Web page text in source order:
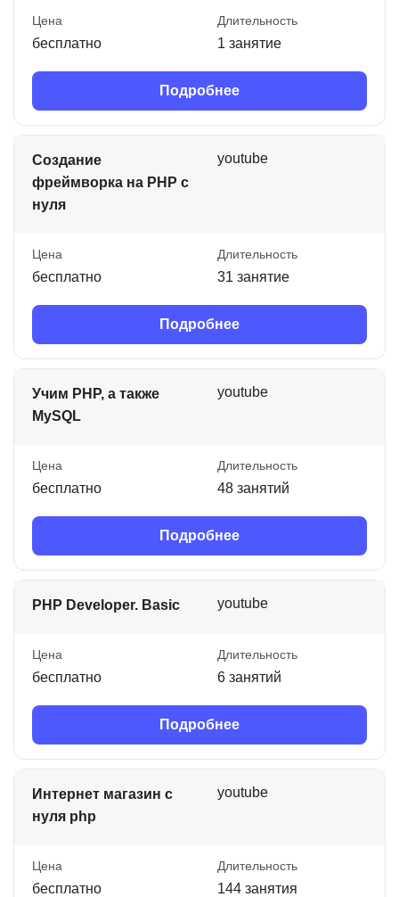
Цена
бесплатно
Длительность
1 занятие
Подробнее
Создание
фреймворка на PHP с
нуля
youtube
Цена
бесплатно
Длительность
31 занятие
Подробнее
Учим PHP, а также
MySQL
youtube
Цена
бесплатно
Длительность
48 занятий
Подробнее
PHP Developer. Basic youtube
Цена
бесплатно
Длительность
6 занятий
Подробнее
Интернет магазин с
нуля php
youtube
Цена
бесплатно
Длительность
144 занятия